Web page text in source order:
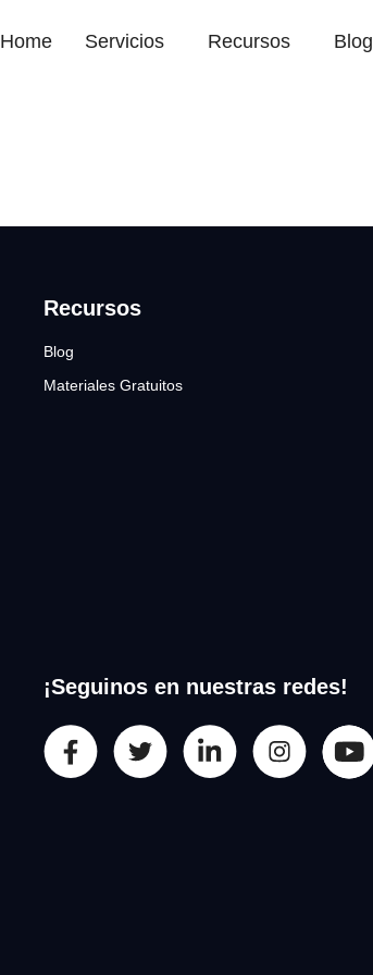
Home Servicios Recursos Blog
Recursos
Blog
Materiales Gratuitos
¡Seguinos en nuestras redes!